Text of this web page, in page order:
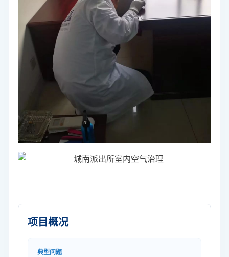
项目概况
典型问题